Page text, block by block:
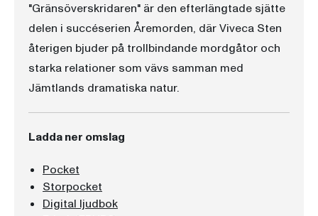
"Gränsöverskridaren" är den efterlängtade sjätte
delen i succéserien Åremorden, där Viveca Sten
återigen bjuder på trollbindande mordgåtor och
starka relationer som vävs samman med
Jämtlands dramatiska natur.
Ladda ner omslag
Pocket
Storpocket
Digital ljudbok